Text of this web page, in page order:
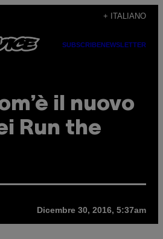
+ ITALIANO
SUBSCRIBENEWSLETTER
il nuovo
Run the
Dicembre 30, 2016, 5:37am